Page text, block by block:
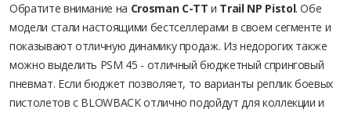
Обратите внимание на Crosman C-TT и Trail NP Pistol. Обе
модели стали настоящими бестселлерами в своем сегменте и
показывают отличную динамику продаж. Из недорогих также
можно выделить PSM 45 - отличный бюджетный спринговый
пневмат. Если бюджет позволяет, то варианты реплик боевых
пистолетов c BLOWBACK отлично подойдут для коллекции и